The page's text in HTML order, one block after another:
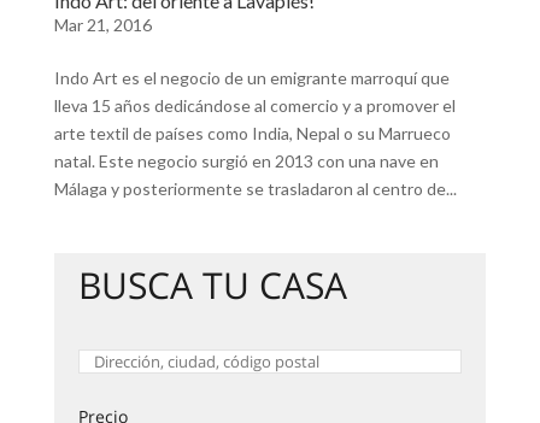
Mar 21, 2016
Indo Art es el negocio de un emigrante marroquí que
lleva 15 años dedicándose al comercio y a promover el
arte textil de países como India, Nepal o su Marrueco
natal. Este negocio surgió en 2013 con una nave en
Málaga y posteriormente se trasladaron al centro de...
BUSCA TU CASA
Precio